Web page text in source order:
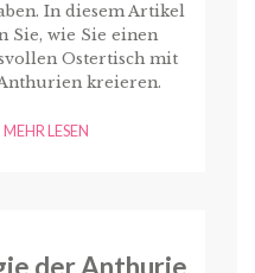
In diesem Artikel
Sie, wie Sie einen
Ostertisch mit
kreieren.
MEHR LESEN
der Anthurie